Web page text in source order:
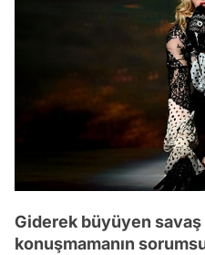
Giderek büyüyen savaş
konuşmamanın